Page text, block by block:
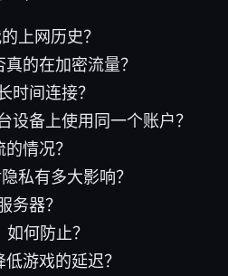
上网历史？
的在加密流量？
时间连接？
设备上使用同一个账户？
情况？
私有多大影响？
务器？
何防止？
游戏的延迟？